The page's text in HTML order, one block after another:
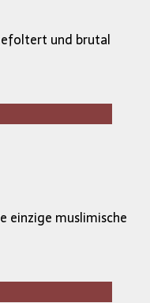
und brutal
einzige muslimische